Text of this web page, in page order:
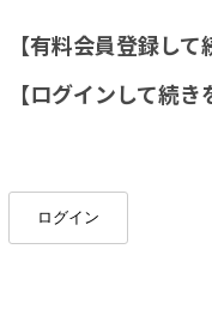
【有料会員登録して
【ログインして続
ログイン